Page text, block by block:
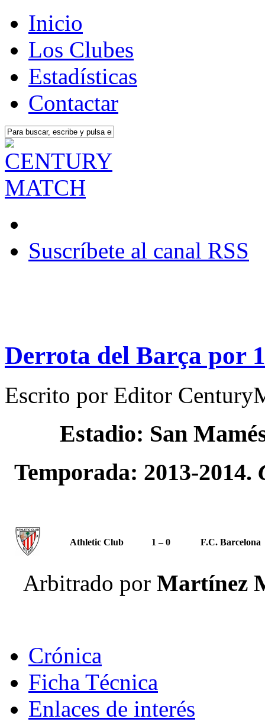
Inicio
Los Clubes
Estadísticas
Contactar
Suscríbete al canal RSS
Derrota del Barça por
Escrito por Editor
Estadio: San
Temporada: 2013-2014.
Athletic Club 1 – 0 F.C. Barcelona
Arbitrado por Martínez
Crónica
Ficha Técnica
Enlaces de interés